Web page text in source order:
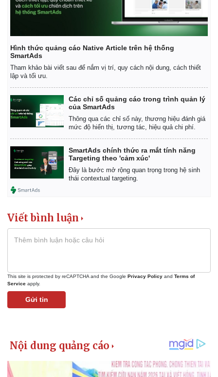
Pháp luật
Vụ án
Quân sự - Quốc phòng
Vũ khí
Việt Nam
Phân tích
Hình thức quảng cáo Native Article trên hệ thống
SmartAds
Tham khảo bài viết sau để nắm vị trí, quy cách nội dung, cách thiết
lập và tối ưu.
Các chỉ số quảng cáo trong trình quản lý
của SmartAds
Thông qua các chỉ số này, thương hiệu đánh giá
mức độ hiển thị, tương tác, hiệu quả chi phí.
SmartAds chính thức ra mắt tính năng
Targeting theo 'cảm xúc'
Đây là bước mở rộng quan trọng trong hệ sinh
thái contextual targeting.
Viết bình luận
This site is protected by reCAPTCHA and the Google Privacy Policy and Terms of
Service apply.
Gửi tin